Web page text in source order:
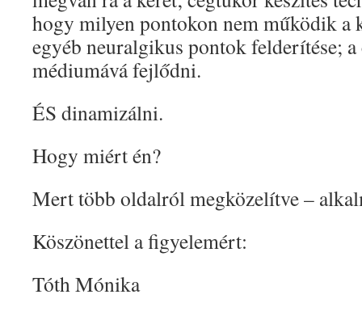
hogy milyen pontokon nem működik a
egyéb neuralgikus pontok felderítése;
médiumává fejlődni.
ÉS dinamizálni.
Hogy miért én?
Mert több oldalról megközelítve –
Köszönettel a figyelemért:
Tóth Mónika